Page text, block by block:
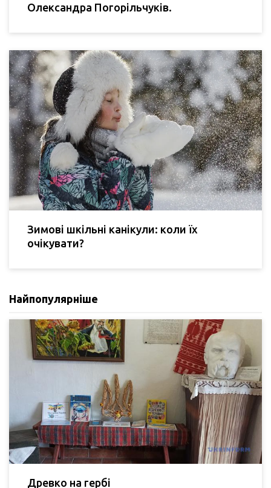
Олександра Погорільчуків.
Зимові шкільні канікули: коли їх
очікувати?
Найпопулярніше
Древко на гербі